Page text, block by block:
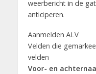
weerbericht in de
anticiperen.
Aanmelden ALV
Velden die
velden
Voor- en